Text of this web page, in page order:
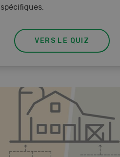
spécifiques.
VERS LE QUIZ